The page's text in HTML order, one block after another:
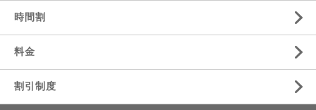
時間割
料金
割引制度